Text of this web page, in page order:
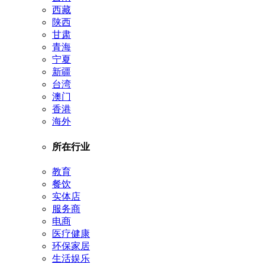
西藏
陕西
甘肃
青海
宁夏
新疆
台湾
澳门
香港
海外
所在行业
教育
餐饮
实体店
服务商
电商
医疗健康
环保家居
生活娱乐